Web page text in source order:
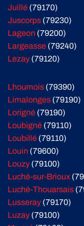
Juillé (79170)
Juscorps (79230)
Lageon (79200)
Largeasse (79240)
Lezay (79120)
Lhoumois (79390)
Limalonges (79190)
Lorigné (79190)
Loubigné (79110)
Loubillé (79110)
Louin (79600)
Louzy (79100)
Luché-sur-Brioux
Luché-Thouarsais
Lusseray (79170)
Luzay (79100)